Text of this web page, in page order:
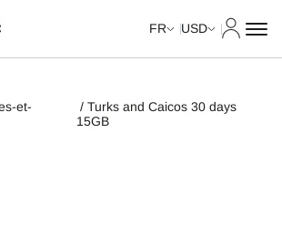
FR USD
et-
/ Turks and Caicos 30 days
15GB